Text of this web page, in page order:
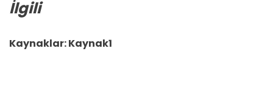
İlgili
Kaynaklar:Kaynak1